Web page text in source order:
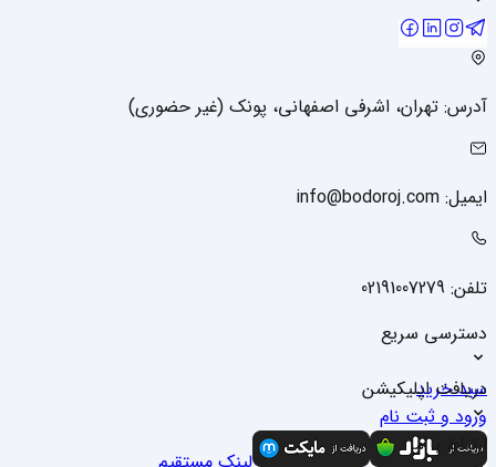
آدرس: تهران، اشرفی اصفهانی، پونک (غیر حضوری)
ایمیل: info@bodoroj.com
تلفن: 02191007279
دسترسی سریع
سبد خرید
ورود و ثبت نام
درباره ما
دریافت اپلیکیشن
ارتباط با ما